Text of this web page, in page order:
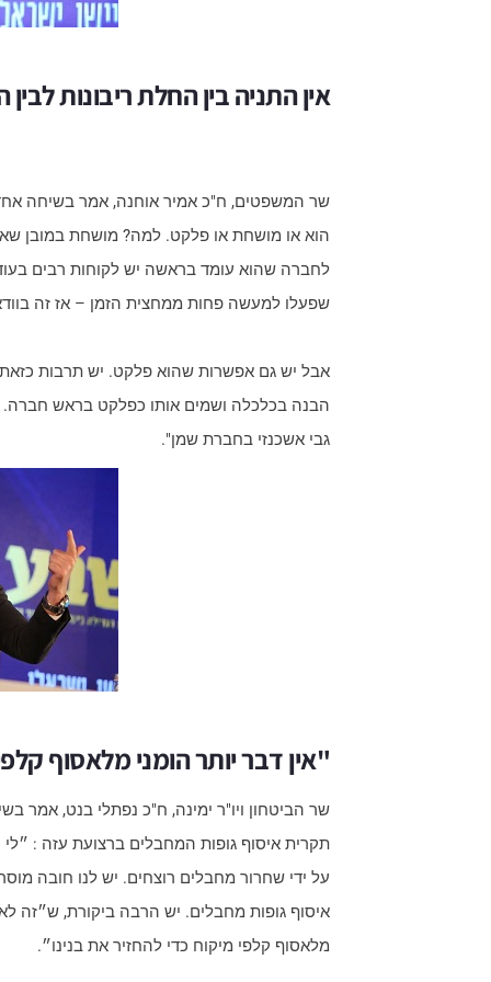
אין התניה בין החלת ריבונות
שר המשפטים, ח"כ אמיר אוחנה, אמר בשיחה
הוא או מושחת או פלקט. למה? מושחת במובן
שפעלו למעשה פחות ממחצית הזמן – אז זה
אבל יש גם אפשרות שהוא פלקט. יש תרבות
הבנה בכלכלה ושמים אותו כפלקט בראש חברה.
גבי אשכנזי בחברת שמן".​
"אין דבר יותר הומני מלאסוף
שר הביטחון ויו"ר ימינה, ח"כ נפתלי בנט, אמר
תקרית איסוף גופות המחבלים ברצועת עזה : ״לי
על ידי שחרור מחבלים רוצחים. יש לנו חובה
איסוף גופות מחבלים.​ יש הרבה ביקורת, ש״זה
מלאסוף קלפי מיקוח כדי להחזיר את בנינו״.​